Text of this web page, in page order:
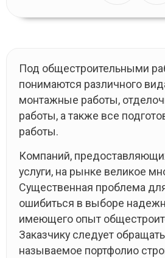
Под общестроительными
понимаются различного
монтажные работы,
работы, а также все
работы.
Компаний,
услуги, на рынке великое
Существенная проблема
ошибиться в выборе
имеющего опыт
Заказчику следует
называемое портфолио